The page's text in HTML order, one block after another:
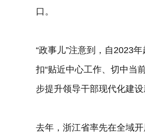
口。
“政事儿”注意到，自2023
扣“贴近中心工作、切中当
步提升领导干部现代化建设
去年，浙江省率先在全域